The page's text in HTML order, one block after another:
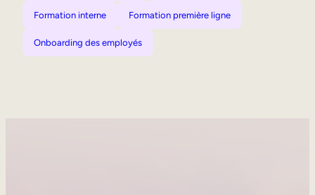
Formation interne Formation première ligne
Onboarding des employés